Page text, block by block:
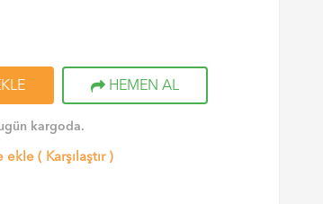
HEMEN AL
kargoda.
ekle ( Karşılaştır)